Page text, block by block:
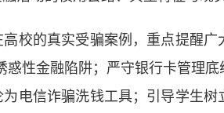
的真实受骗案例，重点提醒广
惑性金融陷阱；严守银行卡管理
电信诈骗洗钱工具；引导学生